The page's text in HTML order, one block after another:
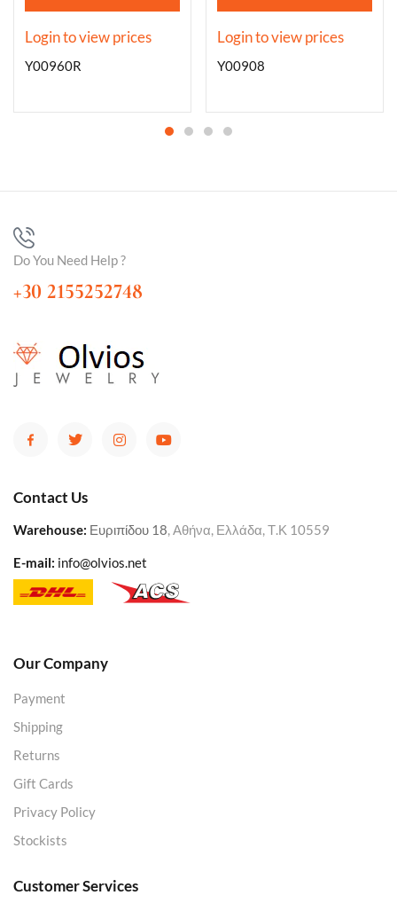
ΠΕΡΙΣΣΌΤΕΡΑ
Login to view prices
Y00960R
ΠΕΡΙΣΣΌΤΕΡΑ
Login to view prices
Y00908
Do You Need Help ?
+30 2155252748
Contact Us
Warehouse: Ευριπίδου 18, Αθήνα, Ελλάδα, Τ.Κ 10559
E-mail: info@olvios.net
Our Company
Payment
Shipping
Returns
Gift Cards
Privacy Policy
Stockists
Customer Services